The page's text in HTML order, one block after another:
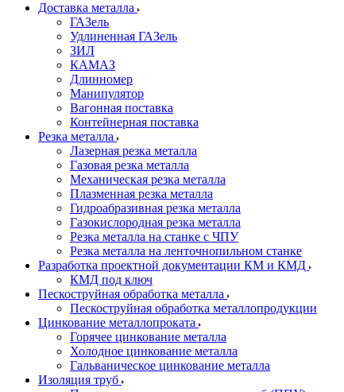
Доставка металла
ГАЗель
Удлиненная ГАЗель
ЗИЛ
КАМАЗ
Длинномер
Манипулятор
Вагонная поставка
Контейнерная поставка
Резка металла
Лазерная резка металла
Газовая резка металла
Механическая резка металла
Плазменная резка металла
Гидроабразивная резка металла
Газокислородная резка металла
Резка металла на станке с ЧПУ
Резка металла на ленточнопильном станке
Разработка проектной документации КМ и КМД
КМД под ключ
Пескоструйная обработка металла
Пескоструйная обработка металлопродукции
Цинкование металлопроката
Горячее цинкование металла
Холодное цинкование металла
Гальваническое цинкование металла
Изоляция труб